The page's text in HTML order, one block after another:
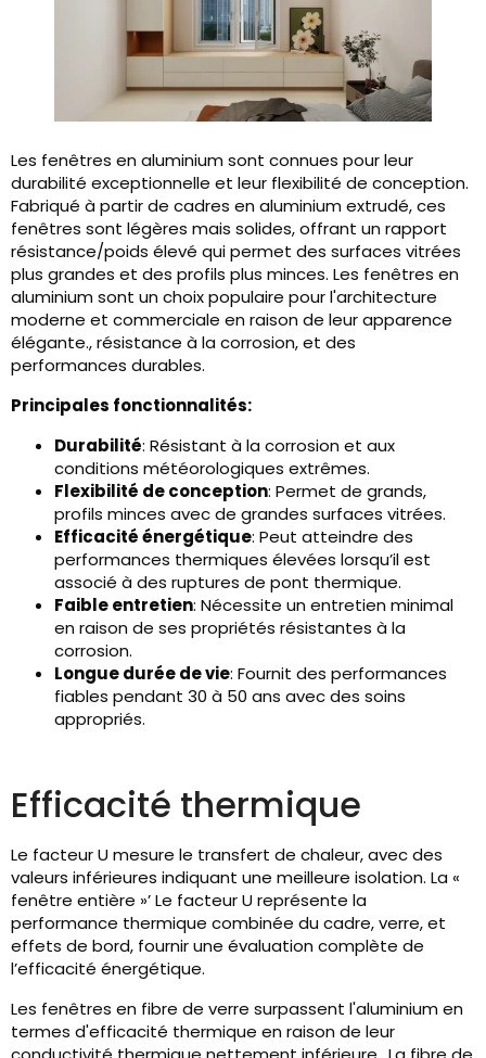
Les fenêtres en aluminium sont connues pour leur
durabilité exceptionnelle et leur flexibilité de conception.
Fabriqué à partir de cadres en aluminium extrudé, ces
fenêtres sont légères mais solides, offrant un rapport
résistance/poids élevé qui permet des surfaces vitrées
plus grandes et des profils plus minces. Les fenêtres en
aluminium sont un choix populaire pour l'architecture
moderne et commerciale en raison de leur apparence
élégante., résistance à la corrosion, et des
performances durables.
Principales fonctionnalités:
Durabilité: Résistant à la corrosion et aux
conditions météorologiques extrêmes.
Flexibilité de conception: Permet de grands,
profils minces avec de grandes surfaces vitrées.
Efficacité énergétique: Peut atteindre des
performances thermiques élevées lorsqu’il est
associé à des ruptures de pont thermique.
Faible entretien: Nécessite un entretien minimal
en raison de ses propriétés résistantes à la
corrosion.
Longue durée de vie: Fournit des performances
fiables pendant 30 à 50 ans avec des soins
appropriés.
Efficacité thermique
Le facteur U mesure le transfert de chaleur, avec des
valeurs inférieures indiquant une meilleure isolation. La «
fenêtre entière »’ Le facteur U représente la
performance thermique combinée du cadre, verre, et
effets de bord, fournir une évaluation complète de
l’efficacité énergétique.
Les fenêtres en fibre de verre surpassent l'aluminium en
termes d'efficacité thermique en raison de leur